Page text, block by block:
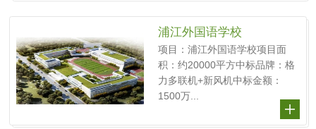
浦江外国语学校
项目：浦江外国语学校项目面
积：约20000平方中标品牌：格
力多联机+新风机中标金额：
1500万...